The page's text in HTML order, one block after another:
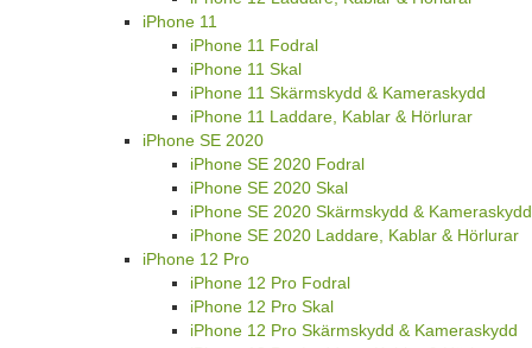
iPhone 11
iPhone 11 Fodral
iPhone 11 Skal
iPhone 11 Skärmskydd & Kameraskydd
iPhone 11 Laddare, Kablar & Hörlurar
iPhone SE 2020
iPhone SE 2020 Fodral
iPhone SE 2020 Skal
iPhone SE 2020 Skärmskydd & Kameraskydd
iPhone SE 2020 Laddare, Kablar & Hörlurar
iPhone 12 Pro
iPhone 12 Pro Fodral
iPhone 12 Pro Skal
iPhone 12 Pro Skärmskydd & Kameraskydd